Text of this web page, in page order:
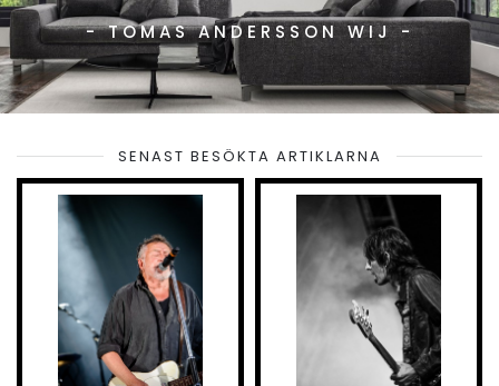
- TOMAS ANDERSSON WIJ -
SENAST BESÖKTA ARTIKLARNA